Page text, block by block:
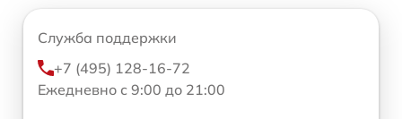
Служба поддержки
+7 (495) 128-16-72
Ежедневно с 9:00 до 21:00